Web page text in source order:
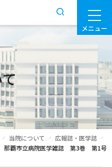
メニュー
当院について
広報誌・医学誌
那覇市立病院医学雑誌 第3巻 第1号